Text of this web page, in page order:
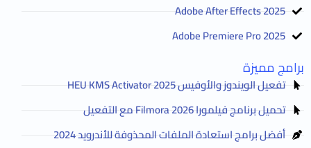
Adobe After Effects 2025
Adobe Premiere Pro 2025
برامج مميزة
تفعيل الويندوز والأوفيس HEU KMS Activator 2025
تحميل برنامج فيلمورا Filmora 2026 مع التفعيل
أفضل برامج استعادة الملفات المحذوفة للأندرويد 2024